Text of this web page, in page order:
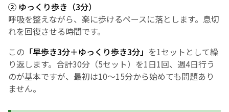
② ゆっくり歩き（3分）
呼吸を整えながら、楽に歩けるペースに落とします。息切
れを回復させる時間です。
この 「早歩き3分＋ゆっくり歩き3分」 を1セットとして繰
り返します。合計30分（5セット）を1日1回、週4日行う
のが基本ですが、最初は10～15分から始めても問題あり
ません。